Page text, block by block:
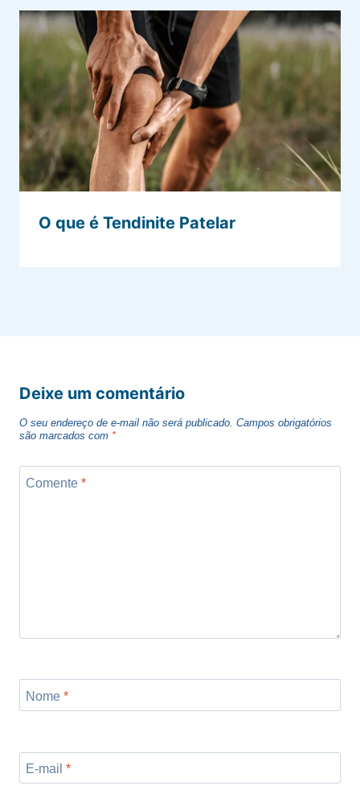
O que é Tendinite Patelar
Deixe um comentário
O seu endereço de e-mail não será publicado. Campos obrigatórios
são marcados com *
Comente *
Nome *
E-mail *